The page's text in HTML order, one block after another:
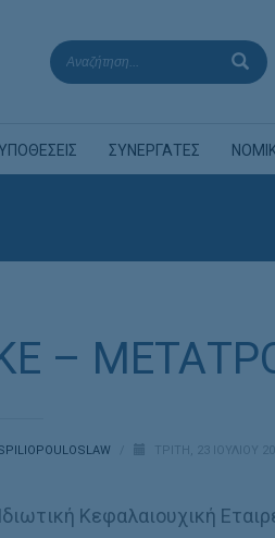
ΣΥΝΕΡΓΑΤΕΣ
–
ΤΡΊΤΗ, 23 ΙΟΥΛΊΟΥ
Κεφαλαιουχική